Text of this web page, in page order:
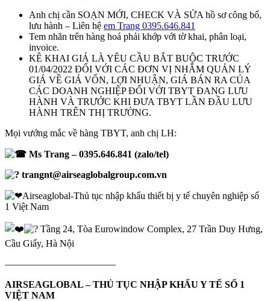
Anh chị cần SOẠN MỚI, CHECK VÀ SỬA hồ sơ công bố,
lưu hành – Liên hệ em Trang 0395.646.841
Tem nhãn trên hàng hoá phải khớp với tờ khai, phân loại,
invoice.
KÊ KHAI GIÁ LÀ YÊU CẦU BẮT BUỘC TRƯỚC
01/04/2022 ĐỐI VỚI CÁC ĐƠN VỊ NHẰM QUẢN LÝ
GIÁ VỀ GIÁ VỐN, LỢI NHUẬN, GIÁ BÁN RA CỦA
CÁC DOANH NGHIỆP ĐỐI VỚI TBYT ĐANG LƯU
HÀNH VÀ TRƯỚC KHI ĐƯA TBYT LẦN ĐẦU LƯU
HÀNH TRÊN THỊ TRƯỜNG.
Mọi vướng mắc về hàng TBYT, anh chị LH:
Ms Trang – 0395.646.841 (zalo/tel)
trangnt@airseaglobalgroup.com.vn
Airseaglobal-Thủ tục nhập khẩu thiết bị y tế chuyên nghiệp số
1 Việt Nam
Tầng 24, Tòa Eurowindow Complex, 27 Trần Duy Hưng,
Cầu Giấy, Hà Nội
———————————–
AIRSEAGLOBAL – THỦ TỤC NHẬP KHẨU Y TẾ SỐ 1
VIỆT NAM